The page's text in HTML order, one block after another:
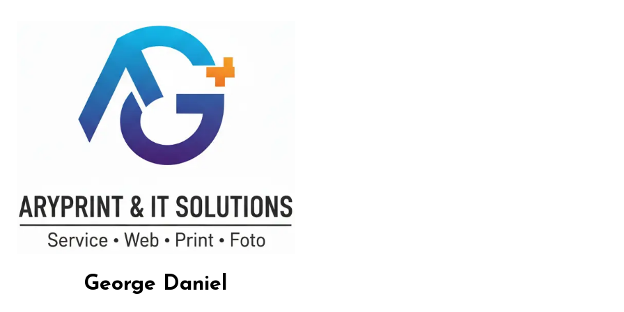
George Daniel